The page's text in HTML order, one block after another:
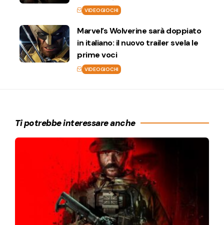
VIDEOGIOCHI
Marvel’s Wolverine sarà doppiato
in italiano: il nuovo trailer svela le
prime voci
VIDEOGIOCHI
Ti potrebbe interessare anche